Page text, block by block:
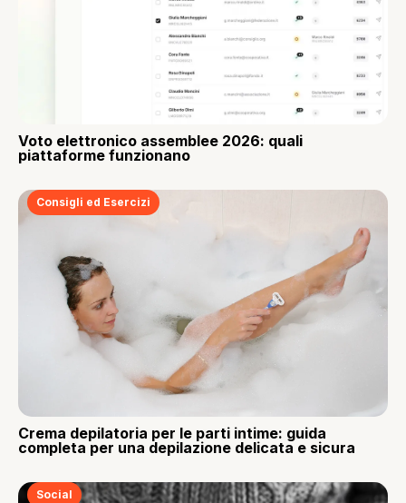
Voto elettronico assemblee 2026: quali
piattaforme funzionano
Consigli ed Esercizi
Crema depilatoria per le parti intime: guida
completa per una depilazione delicata e sicura
Social